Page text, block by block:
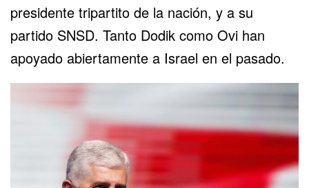
presidente tripartito de la nación, y a su
partido SNSD. Tanto Dodik como Ovi han
apoyado abiertamente a Israel en el pasado.